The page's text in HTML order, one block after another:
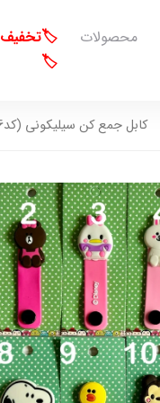
محصولات
🏷️تخفیف
🏷️
کابل جمع کن سیلیکونی (کدa0066)